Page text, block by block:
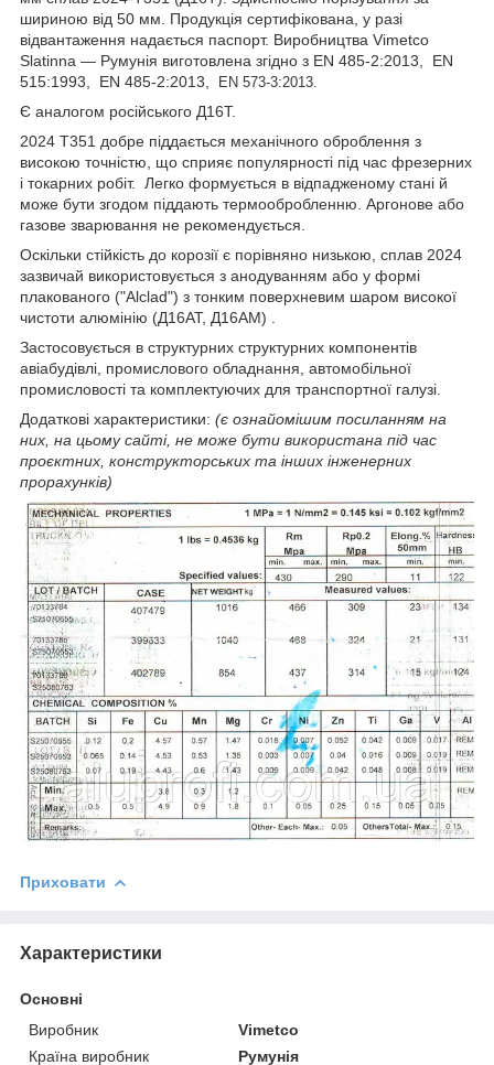
шириною від 50 мм. Продукція сертифікована, у разі
відвантаження надається паспорт. Виробництва Vimetco
Slatinna ― Румунія виготовлена згідно з EN 485-2:2013,
EN
515:1993,
EN 485-2:2013, EN 573-3:2013.
Є аналогом російського Д16Т.
2024 Т351 добре піддається механічного оброблення з
високою точністю, що сприяє популярності під час фрезерних
і токарних робіт. Легко формується в відпадженому стані й
може бути згодом піддають термообробленню. Аргонове або
газове зварювання не рекомендується.
Оскільки стійкість до корозії є порівняно низькою, сплав 2024
зазвичай використовується з анодуванням або у формі
плакованого ("Alclad") з тонким поверхневим шаром високої
чистоти алюмінію (Д16АТ, Д16АМ) .
Застосовується в структурних структурних компонентів
авіабудівлі, промислового обладнання, автомобільної
промисловості та комплектуючих для транспортної галузі.
Додаткові характеристики: (є ознайомішим посиланням на
них, на цьому сайті, не може бути використана під час
проєктних, конструкторських та інших інженерних
прорахунків)
Приховати
Характеристики
Основні
Виробник
Vimetco
Країна виробник
Румунія